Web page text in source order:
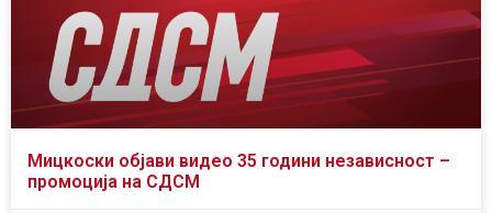
Мицкоски објави видео 35 години независност –
промоција на СДСМ